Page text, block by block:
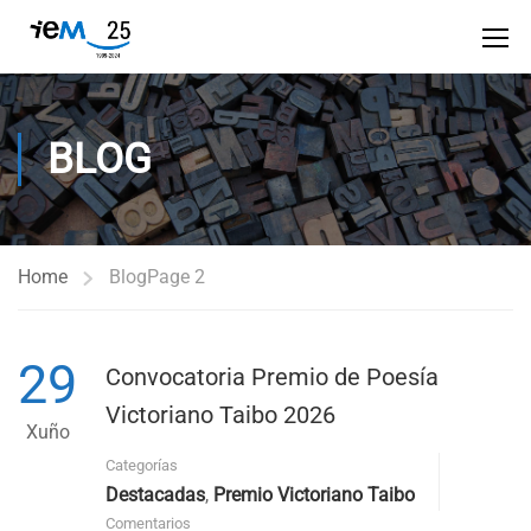
BLOG
Home BlogPage 2
29
Xuño
Convocatoria Premio de Poesía
Victoriano Taibo 2026
Categorías
Destacadas, Premio Victoriano Taibo
Comentarios